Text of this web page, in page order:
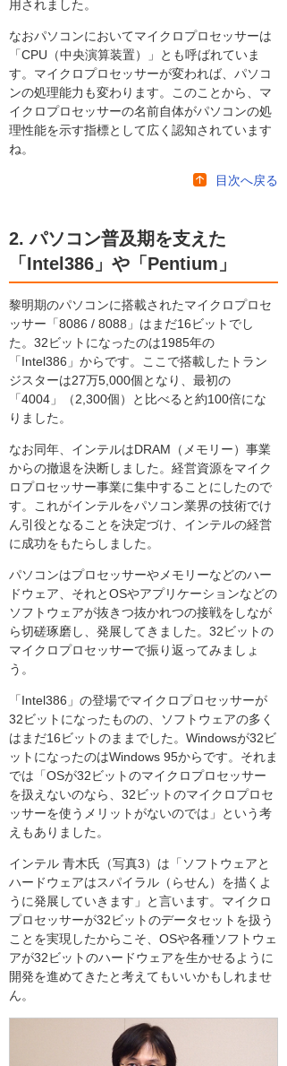
用されました。
なおパソコンにおいてマイクロプロセッサーは
「CPU（中央演算装置）」とも呼ばれていま
す。マイクロプロセッサーが変われば、パソコ
ンの処理能力も変わります。このことから、マ
イクロプロセッサーの名前自体がパソコンの処
理性能を示す指標として広く認知されています
ね。
目次へ戻る
2. パソコン普及期を支えた
「Intel386」や「Pentium」
黎明期のパソコンに搭載されたマイクロプロセ
ッサー「8086 / 8088」はまだ16ビットでし
た。32ビットになったのは1985年の
「Intel386」からです。ここで搭載したトラン
ジスターは27万5,000個となり、最初の
「4004」（2,300個）と比べると約100倍にな
りました。
なお同年、インテルはDRAM（メモリー）事業
からの撤退を決断しました。経営資源をマイク
ロプロセッサー事業に集中することにしたので
す。これがインテルをパソコン業界の技術でけ
ん引役となることを決定づけ、インテルの経営
に成功をもたらしました。
パソコンはプロセッサーやメモリーなどのハー
ドウェア、それとOSやアプリケーションなどの
ソフトウェアが抜きつ抜かれつの接戦をしなが
ら切磋琢磨し、発展してきました。32ビットの
マイクロプロセッサーで振り返ってみましょ
う。
「Intel386」の登場でマイクロプロセッサーが
32ビットになったものの、ソフトウェアの多く
はまだ16ビットのままでした。Windowsが32ビ
ットになったのはWindows 95からです。それま
では「OSが32ビットのマイクロプロセッサー
を扱えないのなら、32ビットのマイクロプロセ
ッサーを使うメリットがないのでは」という考
えもありました。
インテル 青木氏（写真3）は「ソフトウェアと
ハードウェアはスパイラル（らせん）を描くよ
うに発展していきます」と言います。マイクロ
プロセッサーが32ビットのデータセットを扱う
ことを実現したからこそ、OSや各種ソフトウェ
アが32ビットのハードウェアを生かせるように
開発を進めてきたと考えてもいいかもしれませ
ん。